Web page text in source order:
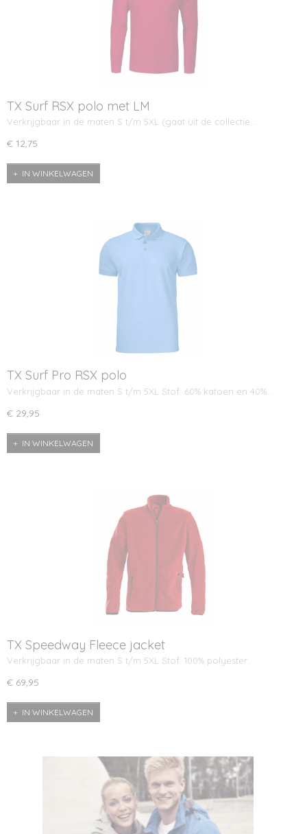
TX Surf RSX polo met LM
Verkrijgbaar in de maten S t/m 5XL (gaat uit de collectie…
€ 12,75
IN WINKELWAGEN
TX Surf Pro RSX polo
Verkrijgbaar in de maten S t/m 5XL Stof: 60% katoen en 40%…
€ 29,95
IN WINKELWAGEN
TX Speedway Fleece jacket
Verkrijgbaar in de maten S t/m 5XL Stof: 100% polyester…
€ 69,95
IN WINKELWAGEN